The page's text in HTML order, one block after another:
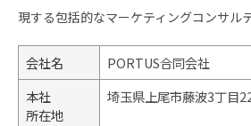
現する包括的なマーケティングコンサル
会社名
PORTUS合同会社
本社
所在地
埼玉県上尾市藤波3丁目